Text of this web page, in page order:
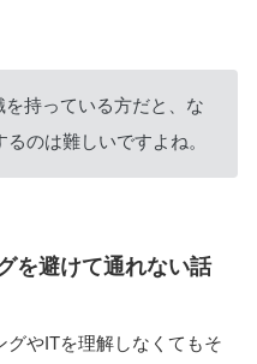
持っている方だと、な
のは難しいですよね。
を避けて通れない話
グやITを理解しなくてもそ